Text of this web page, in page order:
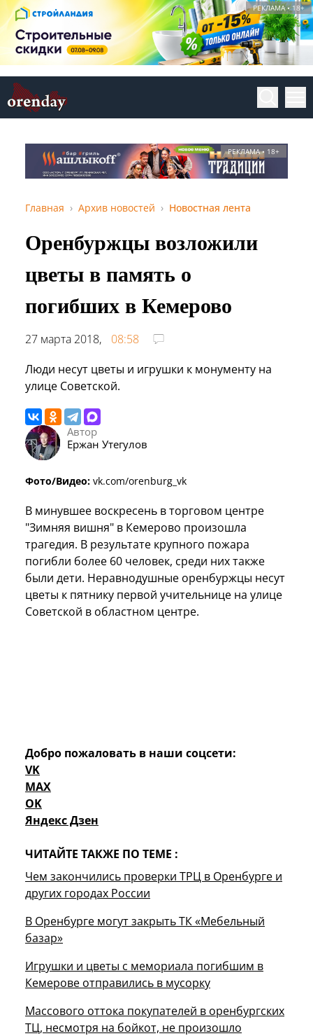
РЕКЛАМА • 18+
РЕКЛАМА • 18+
Главная Архив новостей Новостная лента
Оренбуржцы возложили
цветы в память о
погибших в Кемерово
27 марта 2018,
08:58
Люди несут цветы и игрушки к монументу на
улице Советской.
Автор
Ержан Утегулов
Фото/Видео: vk.com/orenburg_vk
В минувшее воскресень в торговом центре
"Зимняя вишня" в Кемерово произошла
трагедия. В результате крупного пожара
погибли более 60 человек, среди них также
были дети. Неравнодушные оренбуржцы несут
цветы к пятнику первой учительнице на улице
Советской в областном центре.
Добро пожаловать в наши соцсети:
VK
MAX
OK
Яндекс Дзен
ЧИТАЙТЕ ТАКЖЕ ПО ТЕМЕ :
Чем закончились проверки ТРЦ в Оренбурге и
других городах России
В Оренбурге могут закрыть ТК «Мебельный
базар»
Игрушки и цветы с мемориала погибшим в
Кемерове отправились в мусорку
Массового оттока покупателей в оренбургских
ТЦ, несмотря на бойкот, не произошло